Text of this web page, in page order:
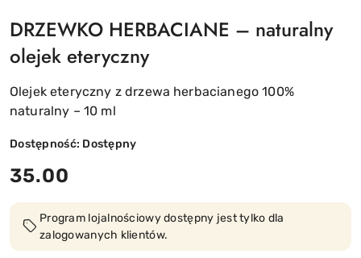
DRZEWKO HERBACIANE – naturalny
olejek eteryczny
Olejek eteryczny z drzewa herbacianego 100%
naturalny – 10 ml
Dostępność: Dostępny
cena:
35.00
Program lojalnościowy dostępny jest tylko dla
zalogowanych klientów.